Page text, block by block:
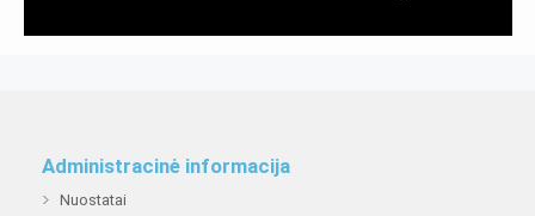
Administracinė informacija
Nuostatai